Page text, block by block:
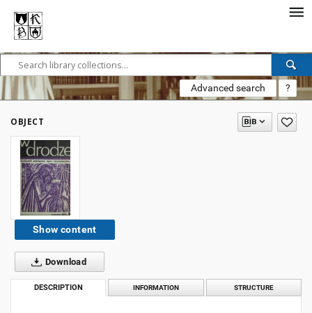
Advanced search ?
OBJECT
Show content
Download
DESCRIPTION INFORMATION STRUCTURE